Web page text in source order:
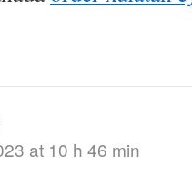
at 10 h 46 min